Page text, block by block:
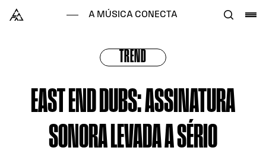
Alataj
A MÚSICA CONECTA
TREND
EAST END DUBS: ASSINATURA
SONORA LEVADA A SÉRIO